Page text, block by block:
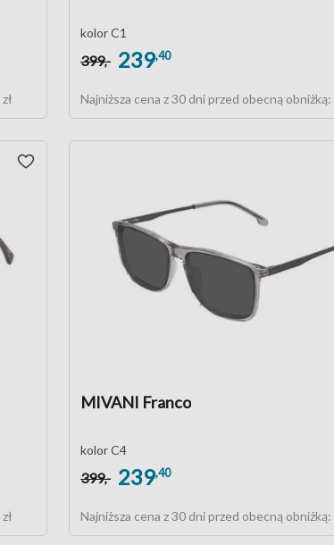
kolor C1
399,- 239,40
Najniższa cena z 30 dni przed obecną obniżką:
MIVANI Franco
kolor C4
399,- 239,40
Najniższa cena z 30 dni przed obecną obniżką: